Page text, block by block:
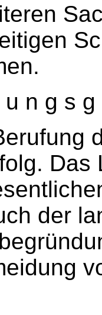
n g s
der